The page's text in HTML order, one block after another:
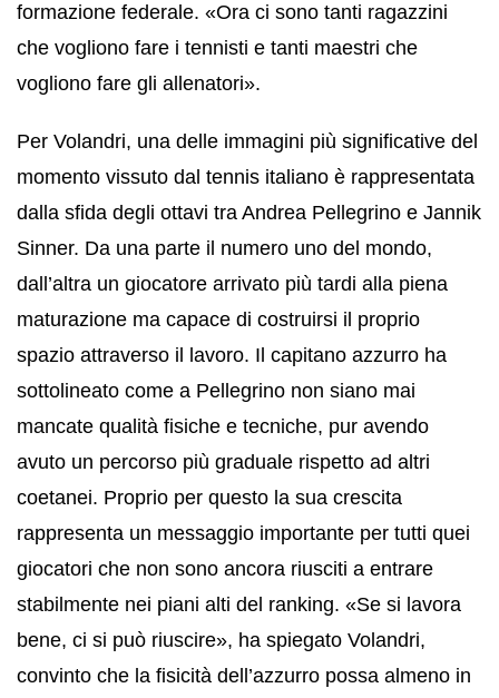
formazione federale. «Ora ci sono tanti ragazzini
che vogliono fare i tennisti e tanti maestri che
vogliono fare gli allenatori».
Per Volandri, una delle immagini più significative del
momento vissuto dal tennis italiano è rappresentata
dalla sfida degli ottavi tra Andrea Pellegrino e Jannik
Sinner. Da una parte il numero uno del mondo,
dall’altra un giocatore arrivato più tardi alla piena
maturazione ma capace di costruirsi il proprio
spazio attraverso il lavoro. Il capitano azzurro ha
sottolineato come a Pellegrino non siano mai
mancate qualità fisiche e tecniche, pur avendo
avuto un percorso più graduale rispetto ad altri
coetanei. Proprio per questo la sua crescita
rappresenta un messaggio importante per tutti quei
giocatori che non sono ancora riusciti a entrare
stabilmente nei piani alti del ranking. «Se si lavora
bene, ci si può riuscire», ha spiegato Volandri,
convinto che la fisicità dell’azzurro possa almeno in